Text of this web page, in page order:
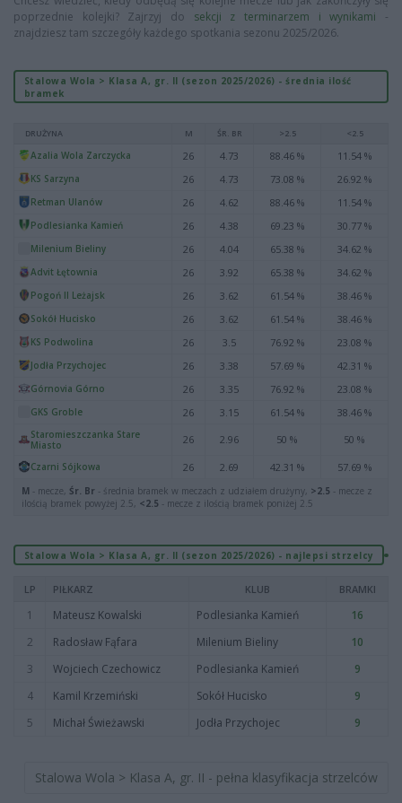
poprzednie kolejki? Zajrzyj do sekcji z terminarzem i wynikami -
znajdziesz tam szczegóły każdego spotkania sezonu 2025/2026.
Stalowa Wola > Klasa A, gr. II (sezon 2025/2026) - średnia ilość
bramek
DRUŻYNA M ŚR. BR >2.5 <2.5
Azalia Wola Zarczycka 26 4.73 88.46 % 11.54 %
KS Sarzyna 26 4.73 73.08 % 26.92 %
Retman Ulanów 26 4.62 88.46 % 11.54 %
Podlesianka Kamień 26 4.38 69.23 % 30.77 %
Milenium Bieliny 26 4.04 65.38 % 34.62 %
Advit Łętownia 26 3.92 65.38 % 34.62 %
Pogoń II Leżajsk 26 3.62 61.54 % 38.46 %
Sokół Hucisko 26 3.62 61.54 % 38.46 %
KS Podwolina 26 3.5 76.92 % 23.08 %
Jodła Przychojec 26 3.38 57.69 % 42.31 %
Górnovia Górno 26 3.35 76.92 % 23.08 %
GKS Groble 26 3.15 61.54 % 38.46 %
Staromieszczanka Stare
Miasto
26 2.96 50 % 50 %
Czarni Sójkowa 26 2.69 42.31 % 57.69 %
M - mecze, Śr. Br - średnia bramek w meczach z udziałem drużyny, >2.5 - mecze z
ilością bramek powyżej 2.5, <2.5 - mecze z ilością bramek poniżej 2.5
Stalowa Wola > Klasa A, gr. II (sezon 2025/2026) - najlepsi strzelcy
LP PIŁKARZ KLUB BRAMKI
1 Mateusz Kowalski Podlesianka Kamień
16
2
Radosław Fąfara Milenium Bieliny
10
3
Wojciech Czechowicz Podlesianka Kamień
9
4
Kamil Krzemiński Sokół Hucisko
9
5
Michał Świeżawski Jodła Przychojec 9
Stalowa Wola > Klasa A, gr. II - pełna klasyfikacja strzelców